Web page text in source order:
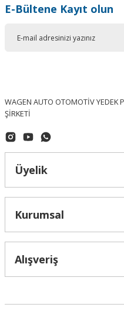
5.427,58 ₺
E-Bültene Kayıt olun
WAGEN AUTO OTOMOTİV YEDEK
ŞİRKETİ
Üyelik
Kurumsal
Alışveriş